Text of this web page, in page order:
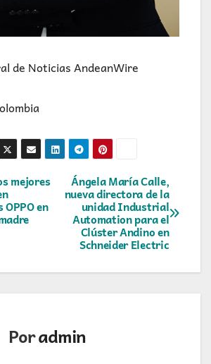
de Noticias AndeanWire
Ángela María Calle,
nueva directora de la
unidad Industrial
Automation para el
Clúster Andino en
Schneider Electric
mejores
en
Poradmin